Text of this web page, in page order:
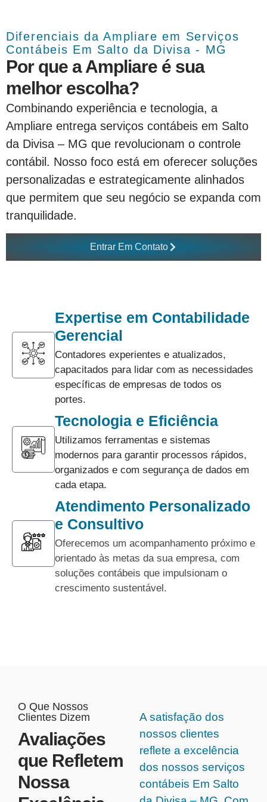
Expertise em Contabilidade
Gerencial
Contadores experientes e atualizados,
capacitados para lidar com as necessidades
específicas de empresas de todos os
portes.
Tecnologia e Eficiência
Utilizamos ferramentas e sistemas
modernos para garantir processos rápidos,
organizados e com segurança de dados em
cada etapa.
Atendimento Personalizado
e Consultivo
Oferecemos um acompanhamento próximo e
orientado às metas da sua empresa, com
soluções contábeis que impulsionam o
crescimento sustentável.
Diferenciais da Ampliare em Serviços
Contábeis Em Salto da Divisa - MG
Por que a Ampliare é sua
melhor escolha?
Combinando experiência e tecnologia, a
Ampliare entrega serviços contábeis em Salto
da Divisa – MG que revolucionam o controle
contábil. Nosso foco está em oferecer soluções
personalizadas e estrategicamente alinhados
que permitem que seu negócio se expanda com
tranquilidade.
Entrar Em Contato
O Que Nossos
Clientes Dizem
Avaliações
que Refletem
Nossa
A satisfação dos
nossos clientes
reflete a excelência
dos nossos serviços
contábeis Em Salto